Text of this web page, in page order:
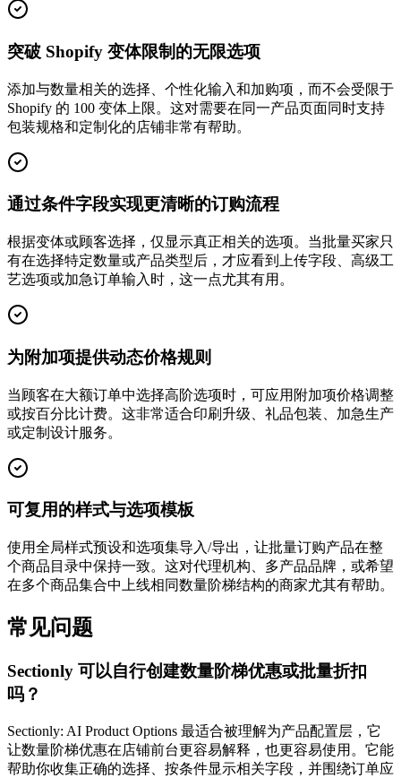
突破 Shopify 变体限制的无限选项
添加与数量相关的选择、个性化输入和加购项，而不会受限于
Shopify 的 100 变体上限。这对需要在同一产品页面同时支持
包装规格和定制化的店铺非常有帮助。
通过条件字段实现更清晰的订购流程
根据变体或顾客选择，仅显示真正相关的选项。当批量买家只
有在选择特定数量或产品类型后，才应看到上传字段、高级工
艺选项或加急订单输入时，这一点尤其有用。
为附加项提供动态价格规则
当顾客在大额订单中选择高阶选项时，可应用附加项价格调整
或按百分比计费。这非常适合印刷升级、礼品包装、加急生产
或定制设计服务。
可复用的样式与选项模板
使用全局样式预设和选项集导入/导出，让批量订购产品在整
个商品目录中保持一致。这对代理机构、多产品品牌，或希望
在多个商品集合中上线相同数量阶梯结构的商家尤其有帮助。
常见问题
Sectionly 可以自行创建数量阶梯优惠或批量折扣
吗？
Sectionly: AI Product Options 最适合被理解为产品配置层，它
让数量阶梯优惠在店铺前台更容易解释，也更容易使用。它能
帮助你收集正确的选择、按条件显示相关字段，并围绕订单应